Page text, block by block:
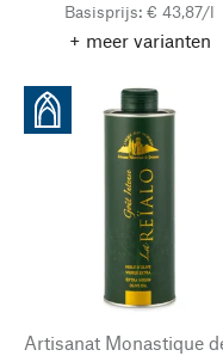
Basisprijs: € 43,87/l
+ meer varianten